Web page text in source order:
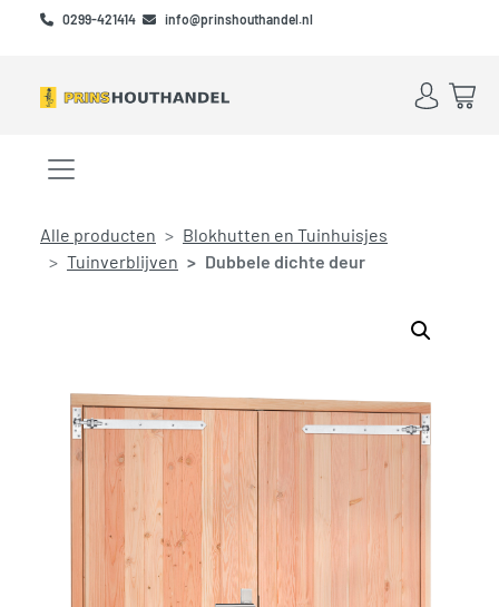
Skip to main content
Skip to footer
0299-421414 info@prinshouthandel.nl
Account
Menu openen/sluiten
Alle producten
Blokhutten en Tuinhuisjes
Tuinverblijven
Dubbele dichte deur